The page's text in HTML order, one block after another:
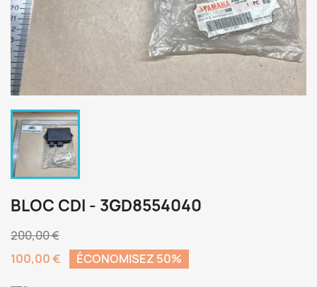
BLOC CDI - 3GD8554040
200,00 €
100,00 €
ÉCONOMISEZ 50%